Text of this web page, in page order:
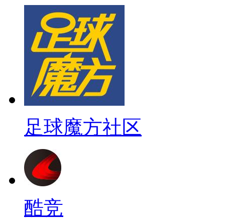
足球魔方社区
酷竞